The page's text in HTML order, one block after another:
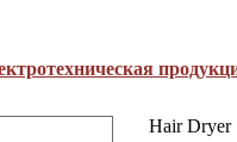
Hair Dryer